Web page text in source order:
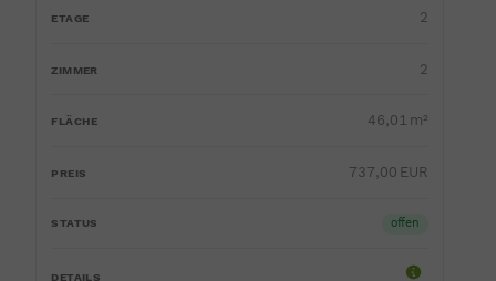
2
2
46,01 m²
737,00 EUR
offen